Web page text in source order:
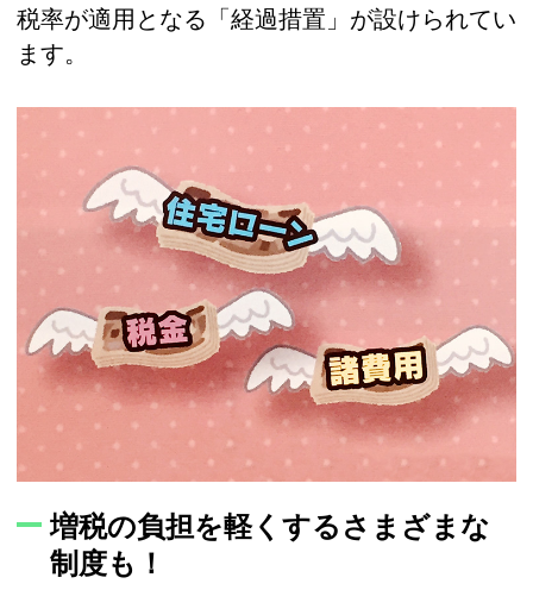
税率が適用となる「経過措置」が設けられてい
ます。
増税の負担を軽くするさまざまな
制度も！